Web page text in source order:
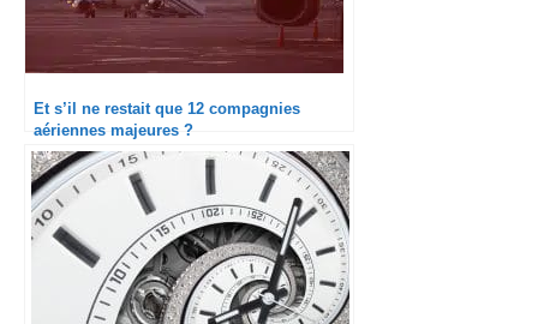
Et s’il ne restait que 12 compagnies
aériennes majeures ?